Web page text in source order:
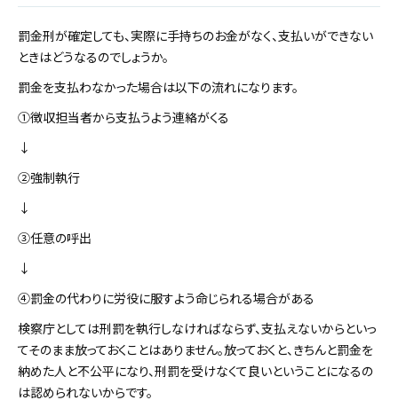
罰金刑が確定しても、実際に手持ちのお金がなく、支払いができない
ときはどうなるのでしょうか。
罰金を支払わなかった場合は以下の流れになります。
①徴収担当者から支払うよう連絡がくる
↓
②強制執行
↓
③任意の呼出
↓
④罰金の代わりに労役に服すよう命じられる場合がある
検察庁としては刑罰を執行しなければならず、支払えないからといっ
てそのまま放っておくことはありません。放っておくと、きちんと罰金を
納めた人と不公平になり、刑罰を受けなくて良いということになるの
は認められないからです。